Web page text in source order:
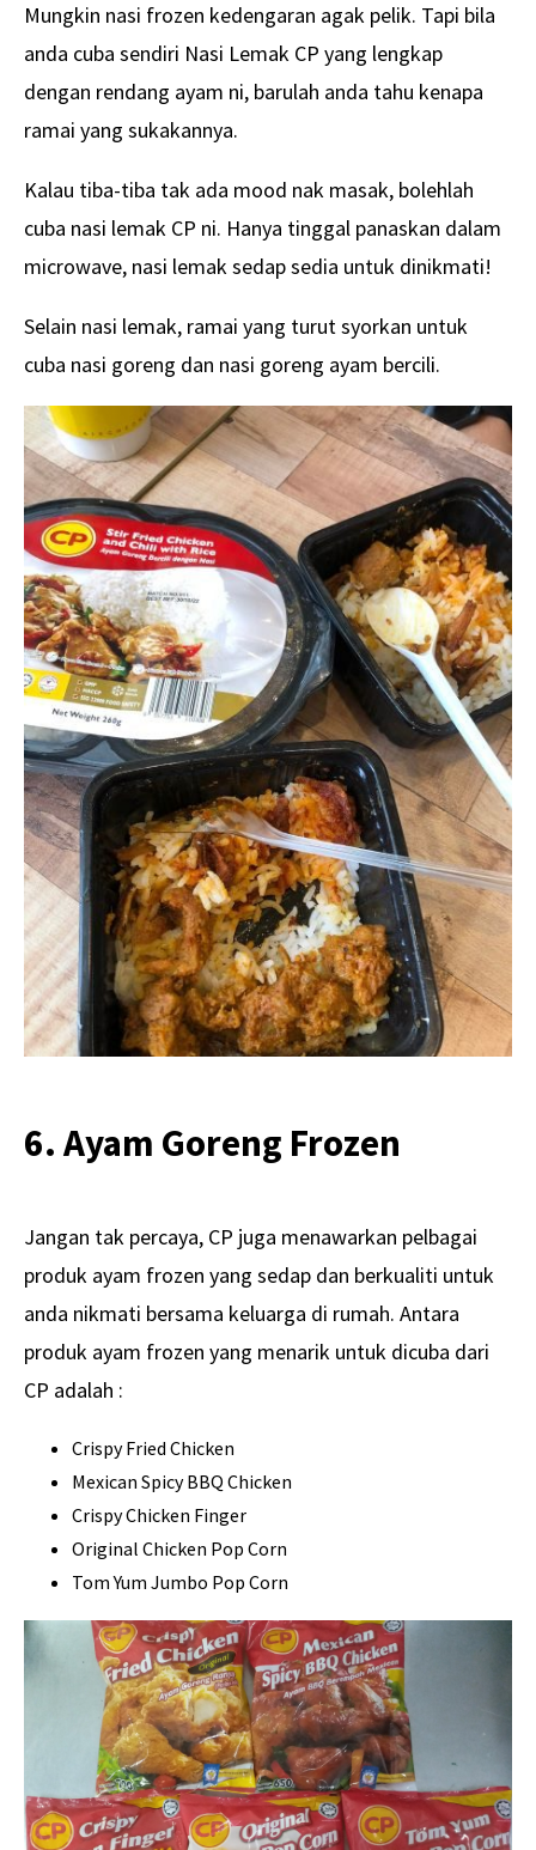
Mungkin nasi frozen kedengaran agak pelik. Tapi bila
anda cuba sendiri Nasi Lemak CP yang lengkap
dengan rendang ayam ni, barulah anda tahu kenapa
ramai yang sukakannya.
Kalau tiba-tiba tak ada mood nak masak, bolehlah
cuba nasi lemak CP ni. Hanya tinggal panaskan dalam
microwave, nasi lemak sedap sedia untuk dinikmati!
Selain nasi lemak, ramai yang turut syorkan untuk
cuba nasi goreng dan nasi goreng ayam bercili.
6. Ayam Goreng Frozen
Jangan tak percaya, CP juga menawarkan pelbagai
produk ayam frozen yang sedap dan berkualiti untuk
anda nikmati bersama keluarga di rumah. Antara
produk ayam frozen yang menarik untuk dicuba dari
CP adalah :
Crispy Fried Chicken
Mexican Spicy BBQ Chicken
Crispy Chicken Finger
Original Chicken Pop Corn
Tom Yum Jumbo Pop Corn